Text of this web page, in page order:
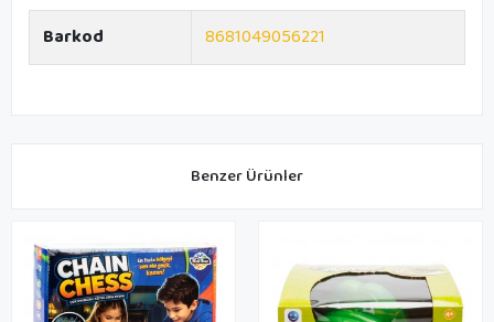
Barkod
8681049056221
Benzer Ürünler